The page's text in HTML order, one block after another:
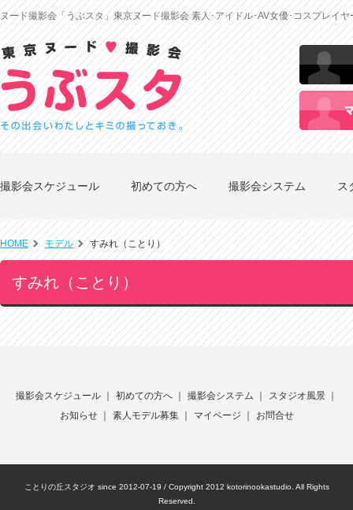
ヌード撮影会「うぶスタ」東京ヌード撮影会 素人･アイドル･AV女優･コスプレイ
撮影会スケジュール 初めての方へ 撮影会システム ス
HOME モデル すみれ（ことり）
すみれ（ことり）
撮影会スケジュール 初めての方へ 撮影会システム スタジオ風景
お知らせ｜ 素人モデル募集｜ マイページ お問合せ
ことりの丘スタジオ since 2012-07-19 / Copyright 2012 kotorinookastudio. All Rights
Reserved.